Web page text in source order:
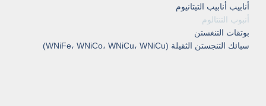
أنابيب أنابيب التيتانيوم
أنبوب التنتالوم
بوتقات التنغستن
سبائك التنجستن الثقيلة (WNiFe، WNiCo، WNiCu، WNiCu)